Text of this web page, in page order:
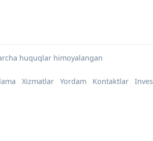
huquqlar himoyalangan
Xizmatlar Yordam Kontaktlar